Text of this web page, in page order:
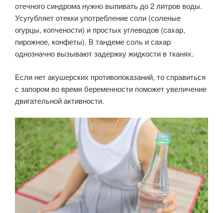
отечного синдрома нужно выпивать до 2 литров воды.
Усугубляет отекки употребление соли (соленые
огурцы, копчености) и простых углеводов (сахар,
пирожное, конфеты). В тандеме соль и сахар
однозначно вызывают задержку жидкости в тканях.
Если нет акушерских противопоказаний, то справиться
с запором во время беременности поможет увеличение
двигательной активности.